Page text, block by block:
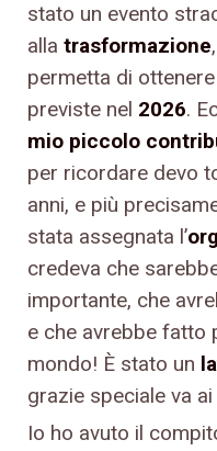
stato un evento
alla trasformazione
permetta di
previste nel 2026.
mio piccolo
per ricordare devo
anni, e più
stata assegnata l’
credeva che
importante, che
e che avrebbe fatto
mondo! È stato un
grazie speciale va
Io ho avuto il